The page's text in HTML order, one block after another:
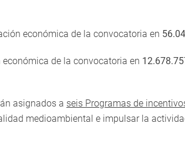
económica de la convocatoria en
de la convocatoria en
asignados a seis Programas de
medioambiental e impulsar la